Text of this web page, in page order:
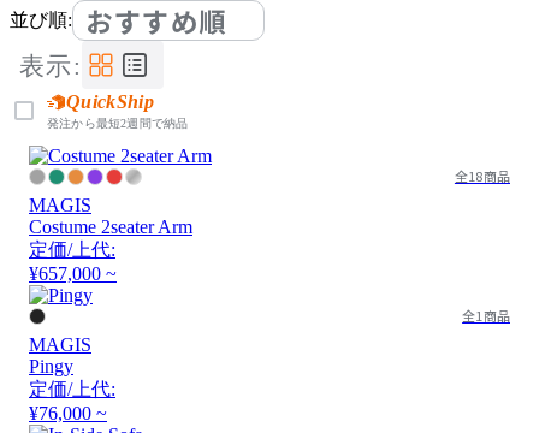
並び順: おすすめ順
表示:
QuickShip
発注から最短2週間で納品
全18商品
MAGIS
Costume 2seater Arm
定価/上代:
¥657,000 ~
全1商品
MAGIS
Pingy
定価/上代:
¥76,000 ~